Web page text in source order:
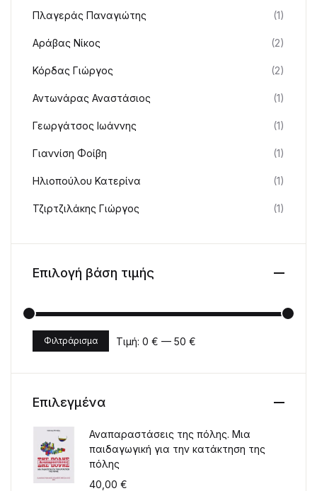
Πλαγεράς Παναγιώτης (1)
Αράβας Νίκος (2)
Κόρδας Γιώργος (2)
Αντωνάρας Αναστάσιος (1)
Γεωργάτσος Ιωάννης (1)
Γιαννίση Φοίβη (1)
Ηλιοπούλου Κατερίνα (1)
Τζιρτζιλάκης Γιώργος (1)
Επιλογή βάση τιμής
Ελάχιστη τιμή
Μέγιστη τιμή
Φιλτράρισμα Τιμή: 0 € — 50 €
Επιλεγμένα
Αναπαραστάσεις της πόλης. Μια
παιδαγωγική για την κατάκτηση της
πόλης
40,00 €